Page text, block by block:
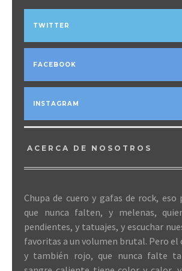
TWITTER
FACEBOOK
INSTAGRAM
ACERCA DE NOSOTROS
Chupa de cuero y gafas de rock, eso
que nunca falten, y melenas,
pendientes, y tatuajes, y escuchar
favoritas a un volumen brutal. Pero el
y también rojo, que nunca falte